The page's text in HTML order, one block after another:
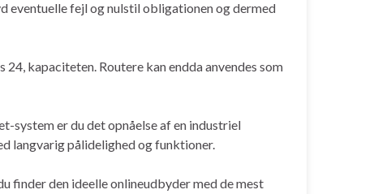
eventuelle fejl og nulstil obligationen og dermed
kapaciteten. Routere kan endda anvendes som
system er du det opnåelse af en industriel
langvarig pålidelighed og funktioner.
finder den ideelle onlineudbyder med de mest